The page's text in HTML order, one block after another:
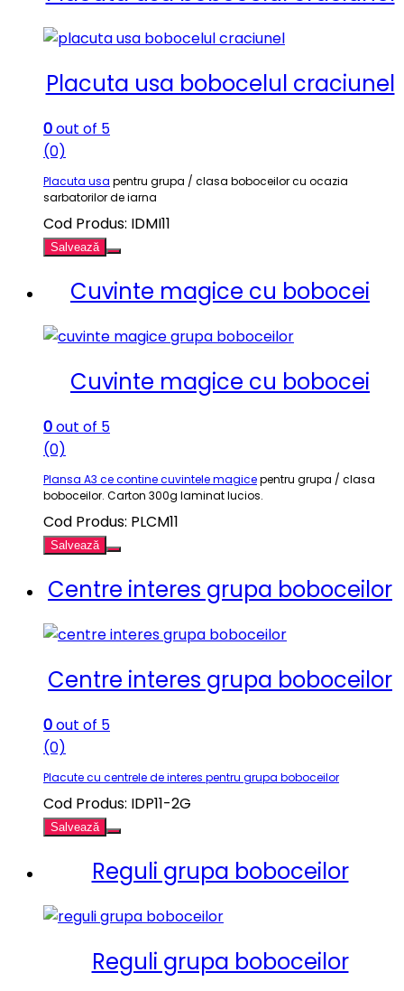
Placuta usa bobocelul craciunel
0out of 5
(0)
Placuta usa pentru grupa / clasa boboceilor cu ocazia
sarbatorilor de iarna
Cod Produs: IDMI11
Salvează
Cuvinte magice cu bobocei
Cuvinte magice cu bobocei
0out of 5
(0)
Plansa A3 ce contine cuvintele magicepentru grupa / clasa
boboceilor. Carton 300g laminat lucios.
Cod Produs: PLCM11
Salvează
Centre interes grupa boboceilor
Centre interes grupa boboceilor
0out of 5
(0)
Placute cu centrele de interes pentru grupa boboceilor
Cod Produs: IDP11-2G
Salvează
Reguli grupa boboceilor
Reguli grupa boboceilor